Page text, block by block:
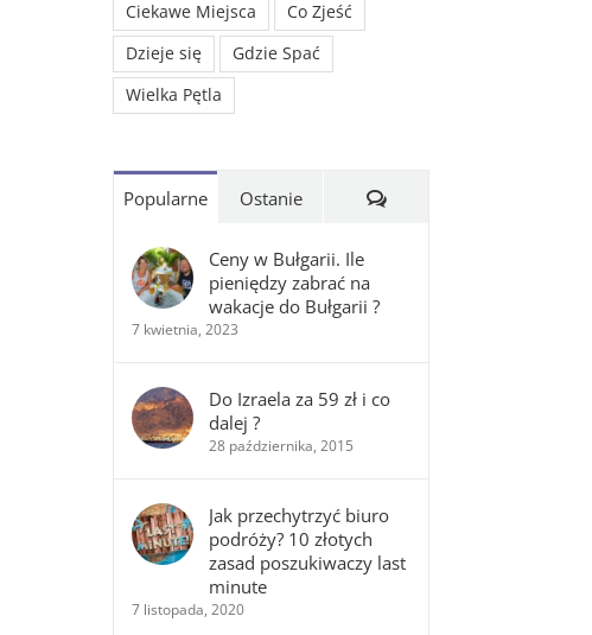
Ciekawe Miejsca
Co Zjeść
Dzieje się
Gdzie Spać
Wielka Pętla
Popularne Ostanie Komentarze
Ceny w Bułgarii. Ile
pieniędzy zabrać na
wakacje do Bułgarii ?
7 kwietnia, 2023
Do Izraela za 59 zł i co
dalej ?
28 października, 2015
Jak przechytrzyć biuro
podróży? 10 złotych
zasad poszukiwaczy last
minute
7 listopada, 2020